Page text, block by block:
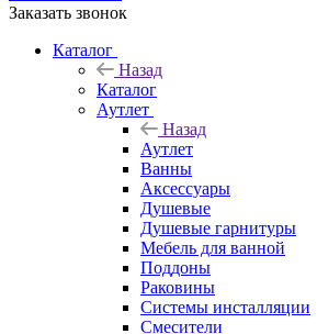
Заказать звонок
Каталог
Назад
Каталог
Аутлет
Назад
Аутлет
Ванны
Аксессуары
Душевые
Душевые гарнитуры
Мебель для ванной
Поддоны
Раковины
Системы инсталляции
Смесители